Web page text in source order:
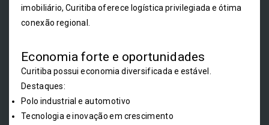
imobiliário, Curitiba oferece logística privilegiada e ótima
conexão regional.
Economia forte e oportunidades
Curitiba possui economia diversificada e estável.
Destaques:
Polo industrial e automotivo
Tecnologia e inovação em crescimento